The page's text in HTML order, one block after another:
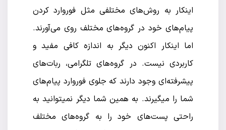
اینکار به روش‌های مختلفی مثل فوروارد کردن
پیام‌های خود در گروه‌های مختلف روی می‌آورند.
اما اینکار اکنون دیگر به اندازه کافی مفید و
کاربردی نیست. در گروه‌های تلگرامی، ربات‌های
پیشرفته‌ای وجود دارند که جلوی فوروارد پیام‌های
شما را میگیرند. به همین شما دیگر نمیتوانید به
راحتی پست‌های خود را به گروه‌های مختلف